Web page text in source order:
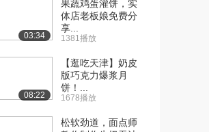
03:34
果蔬鸡蛋灌饼，实
体店老板娘免费分
享...
1381播放
08:22
【逛吃天津】奶皮
版巧克力爆浆月
饼！...
1678播放
松软劲道，面点师